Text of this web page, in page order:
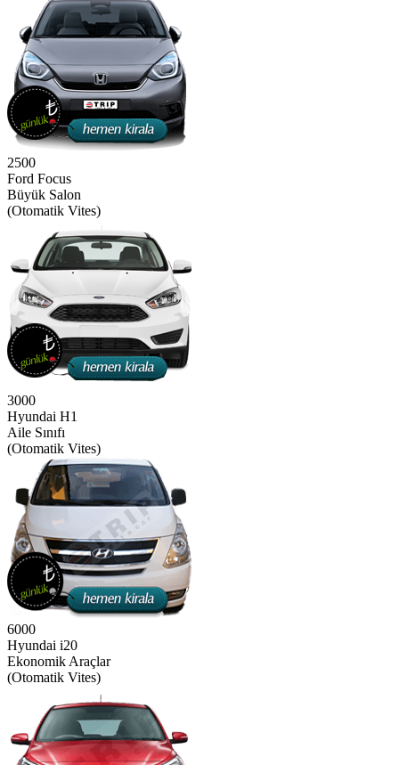
2500
Ford Focus
Büyük Salon
(Otomatik Vites)
3000
Hyundai H1
Aile Sınıfı
(Otomatik Vites)
6000
Hyundai i20
Ekonomik Araçlar
(Otomatik Vites)